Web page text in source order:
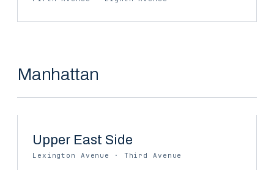
Manhattan
Upper East Side
Lexington Avenue · Third Avenue